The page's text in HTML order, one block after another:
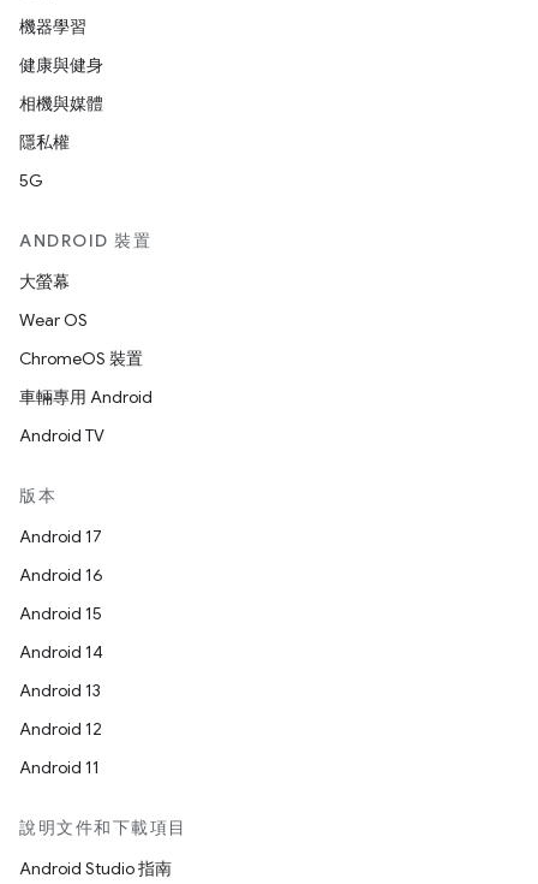
機器學習
健康與健身
相機與媒體
隱私權
5G
ANDROID 裝置
大螢幕
Wear OS
ChromeOS 裝置
車輛專用 Android
Android TV
版本
Android 17
Android 16
Android 15
Android 14
Android 13
Android 12
Android 11
說明文件和下載項目
Android Studio 指南